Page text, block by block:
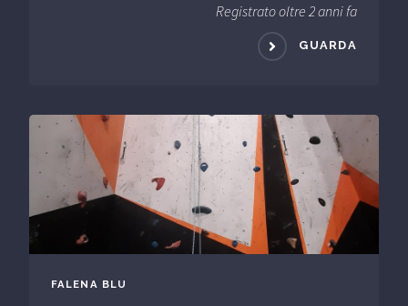
Registrato oltre 2 anni fa
GUARDA
FALENA BLU